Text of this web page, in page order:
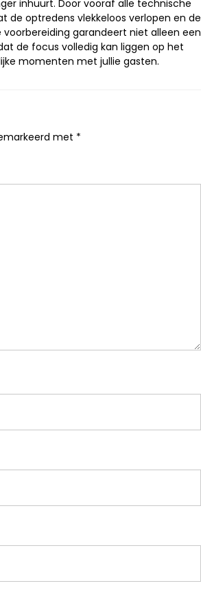
inhuurt. Door vooraf alle technische
de optredens vlekkeloos verlopen en de
garandeert niet alleen een
de focus volledig kan liggen op het
momenten met jullie gasten.
met *